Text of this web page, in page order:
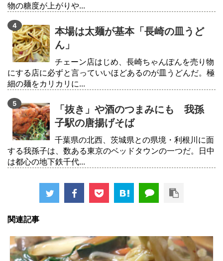
物の糖度が上がりや...
本場は太麺が基本「長崎の皿うど
ん」
チェーン店はじめ、長崎ちゃんぽんを売り物
にする店に必ずと言っていいほどあるのが皿うどんだ。極
細の麺をカリカリに...
「抜き」や酒のつまみにも 我孫
子駅の唐揚げそば
千葉県の北西、茨城県との県境・利根川に面
する我孫子は、数ある東京のベッドタウンの一つだ。日中
は都心の地下鉄千代...
関連記事